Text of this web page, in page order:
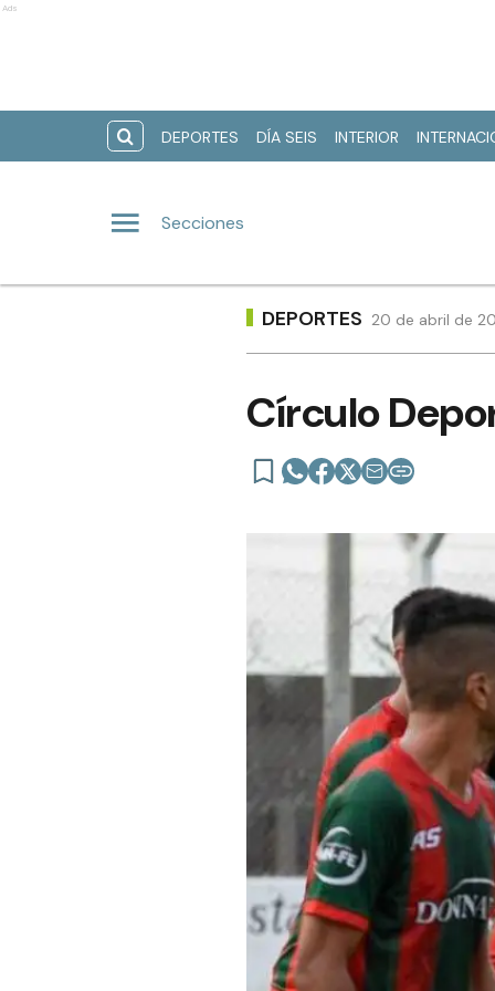
Ads
DEPORTES DÍA SEIS INTERIOR
Secciones
DEPORTES 20 de abril de
Círculo